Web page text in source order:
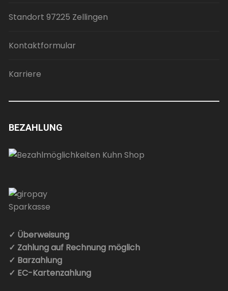
Standort 97225 Zellingen
Kontaktformular
Karriere
BEZAHLUNG
✓ Überweisung
✓ Zahlung auf Rechnung möglich
✓ Barzahlung
✓ EC-Kartenzahlung